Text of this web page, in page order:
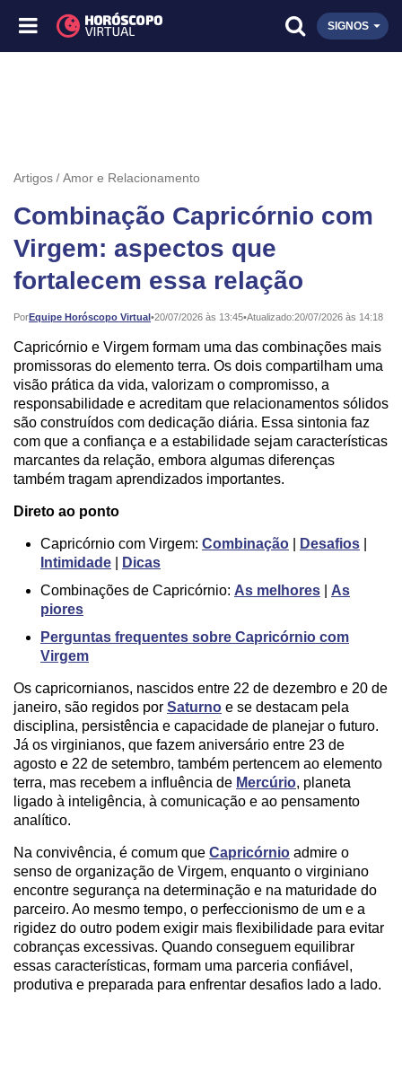
SIGNOS
Artigos Amor e Relacionamento
Combinação Capricórnio com
Virgem: aspectos que
fortalecem essa relação
PorEquipe Horóscopo Virtual•
Publicado: 20/07/2026 às 13:45•Atualizado:20/07/2026 às 14:18
Capricórnio e Virgem formam uma das combinações mais
promissoras do elemento terra. Os dois compartilham uma
visão prática da vida, valorizam o compromisso, a
responsabilidade e acreditam que relacionamentos sólidos
são construídos com dedicação diária. Essa sintonia faz
com que a confiança e a estabilidade sejam características
marcantes da relação, embora algumas diferenças
também tragam aprendizados importantes.
Direto ao ponto
Capricórnio com Virgem: Combinação Desafios
Intimidade
Dicas
Combinações de Capricórnio: As melhores
As
piores
Perguntas frequentes sobre Capricórnio com
Virgem
Os capricornianos, nascidos entre 22 de dezembro e 20 de
janeiro, são regidos por Saturno e se destacam pela
disciplina, persistência e capacidade de planejar o futuro.
Já os virginianos, que fazem aniversário entre 23 de
agosto e 22 de setembro, também pertencem ao elemento
terra, mas recebem a influência de Mercúrio, planeta
ligado à inteligência, à comunicação e ao pensamento
analítico.
Na convivência, é comum que Capricórnio admire o
senso de organização de Virgem, enquanto o virginiano
encontre segurança na determinação e na maturidade do
parceiro. Ao mesmo tempo, o perfeccionismo de um e a
rigidez do outro podem exigir mais flexibilidade para evitar
cobranças excessivas. Quando conseguem equilibrar
essas características, formam uma parceria confiável,
produtiva e preparada para enfrentar desafios lado a lado.